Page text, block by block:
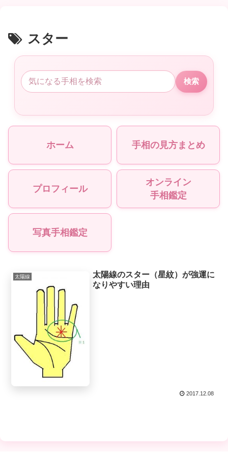
スター
検索
ホーム 手相の見方まとめ
プロフィール
オンライン
手相鑑定
写真手相鑑定
太陽線
太陽線のスター（星紋）が強運に
なりやすい理由
2017.12.08